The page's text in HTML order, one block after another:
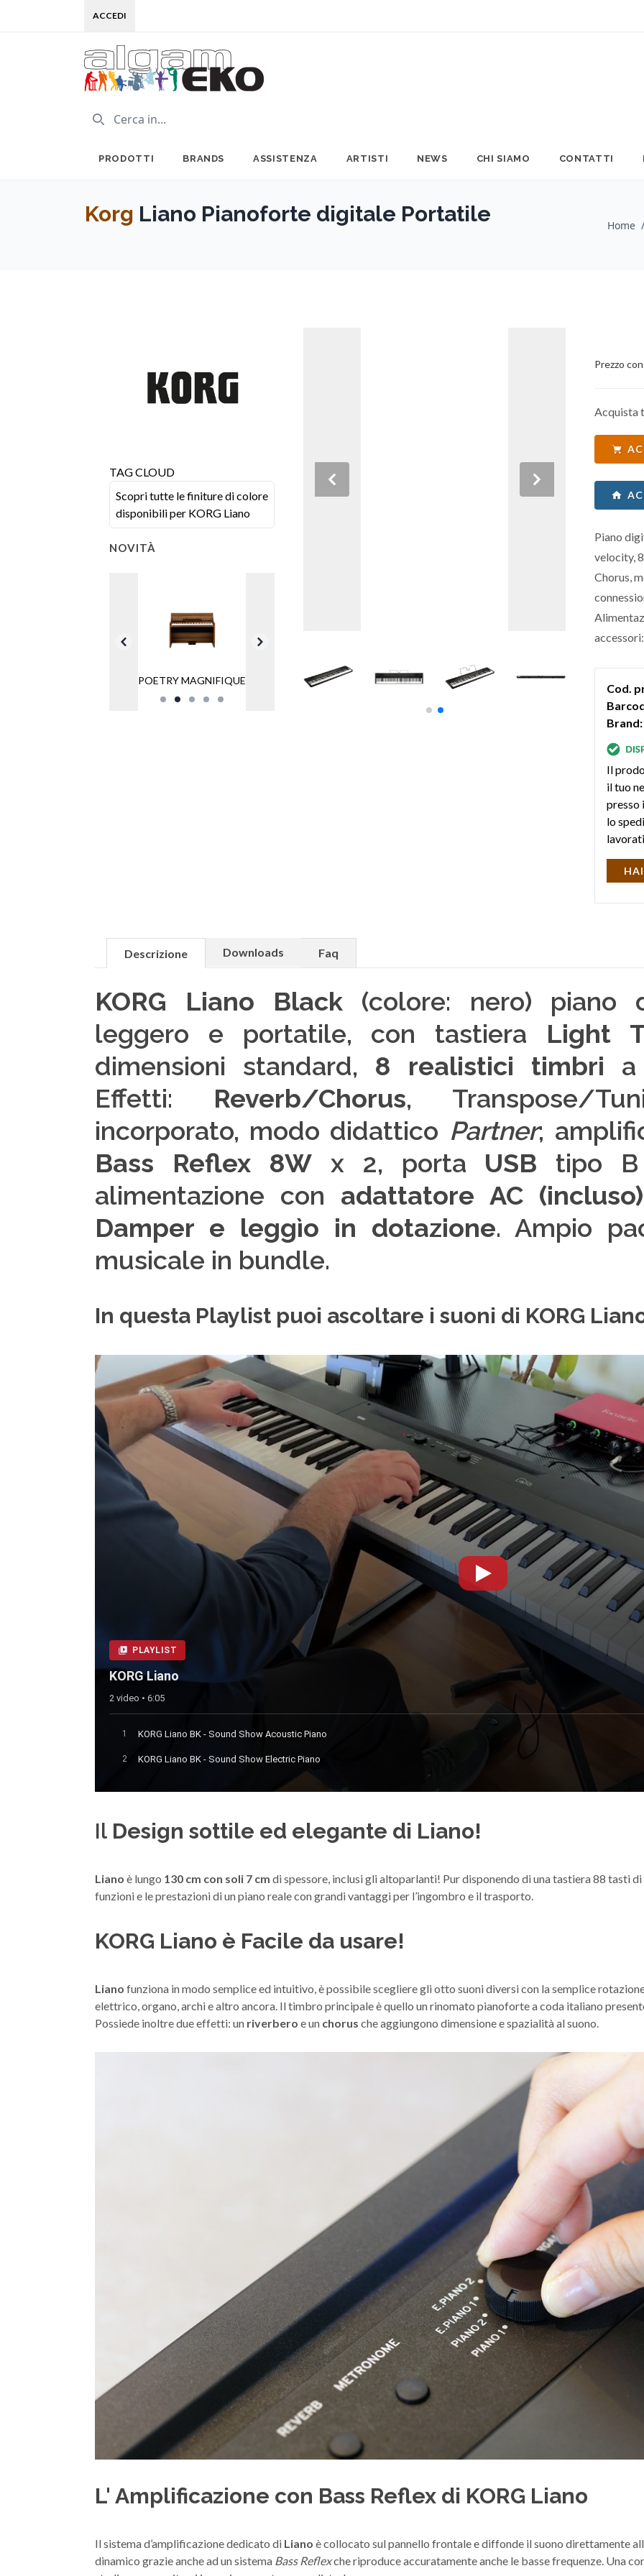
ACCEDI
PRODOTTI BRANDS ASSISTENZA ARTISTI NEWS CHI SIAMO CONTATTI
Korg Liano Pianoforte digitale Portatile Home /
TAG CLOUD
Scopri tutte le finiture di colore
disponibili per KORG Liano
NOVITÀ
POETRY MAGNIFIQUE
Previous Next
Prezzo
Acquista
Piano
velocity,
Chorus,
Cod.
Brand:
Il
il tuo
presso
lo
Descrizione Downloads Faq
KORG Liano Black (colore: nero) piano
leggero e portatile, con tastiera Light
dimensioni standard, 8 realistici timbri a
Effetti: Reverb/Chorus, Transpose/
incorporato, modo didattico Partner;
Bass Reflex 8W x 2, porta USB tipo
alimentazione con adattatore AC (incluso)
Damper e leggìo in dotazione. Ampio
musicale in bundle.
In questa Playlist puoi ascoltare i suoni di KORG
PLAYLIST
KORG Liano
2 video • 6:05
1 KORG Liano BK - Sound Show Acoustic Piano
2 KORG Liano BK - Sound Show Electric Piano
Il Design sottile ed elegante di Liano!
Liano è lungo 130 cm con soli 7 cm di spessore, inclusi gli altoparlanti! Pur disponendo di una tastiera 88 tasti
funzioni e le prestazioni di un piano reale con grandi vantaggi per l’ingombro e il trasporto.
KORG Liano è Facile da usare!
Liano funziona in modo semplice ed intuitivo, è possibile scegliere gli otto suoni diversi con la semplice
elettrico, organo, archi e altro ancora. Il timbro principale è quello un rinomato pianoforte a coda italiano
Possiede inoltre due effetti: un riverbero e un chorus che aggiungono dimensione e spazialità al suono.
L' Amplificazione con Bass Reflex di KORG Liano
Il sistema d’amplificazione dedicato di Liano è collocato sul pannello frontale e diffonde il suono direttamente
dinamico grazie anche ad un sistema Bass Reflexche riproduce accuratamente anche le basse frequenze. Una